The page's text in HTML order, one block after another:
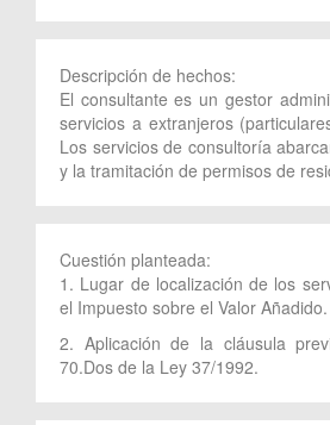
Descripción de hechos:
El consultante es un gestor
servicios a extranjeros
Los servicios de consultoría
y la tramitación de permisos de
Cuestión planteada:
1. Lugar de localización de los
el Impuesto sobre el Valor Añadido.
2. Aplicación de la cláusula
70.Dos de la Ley 37/1992.